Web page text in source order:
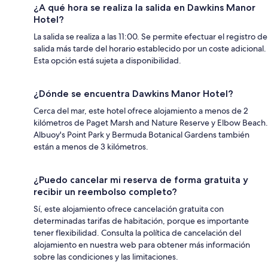
¿A qué hora se realiza la salida en Dawkins Manor
Hotel?
La salida se realiza a las 11:00. Se permite efectuar el registro de
salida más tarde del horario establecido por un coste adicional.
Esta opción está sujeta a disponibilidad.
¿Dónde se encuentra Dawkins Manor Hotel?
Cerca del mar, este hotel ofrece alojamiento a menos de 2
kilómetros de Paget Marsh and Nature Reserve y Elbow Beach.
Albuoy's Point Park y Bermuda Botanical Gardens también
están a menos de 3 kilómetros.
¿Puedo cancelar mi reserva de forma gratuita y
recibir un reembolso completo?
Sí, este alojamiento ofrece cancelación gratuita con
determinadas tarifas de habitación, porque es importante
tener flexibilidad. Consulta la política de cancelación del
alojamiento en nuestra web para obtener más información
sobre las condiciones y las limitaciones.